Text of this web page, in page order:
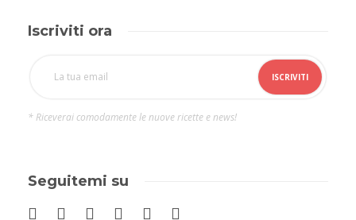
Iscriviti ora
* Riceverai comodamente le nuove ricette e news!
Seguitemi su